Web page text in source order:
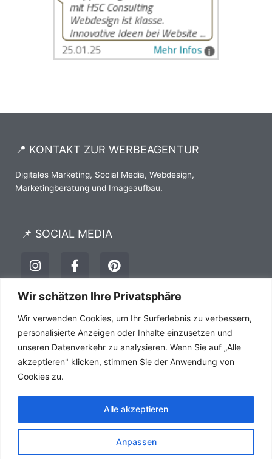
Wir schätzen Ihre Privatsphäre
Wir verwenden Cookies, um Ihr Surferlebnis zu verbessern,
personalisierte Anzeigen oder Inhalte einzusetzen und
unseren Datenverkehr zu analysieren. Wenn Sie auf „Alle
akzeptieren" klicken, stimmen Sie der Anwendung von
Cookies zu.
Anpassen
Alle akzeptieren
📍 KONTAKT ZUR WERBEAGENTUR
Digitales Marketing, Social Media, Webdesign,
Marketingberatung und Imageaufbau.
📌 SOCIAL MEDIA
I
n
s
t
g
r
a
m
F
a
c
e
o
o
k
-
P
i
n
t
r
e
s
t